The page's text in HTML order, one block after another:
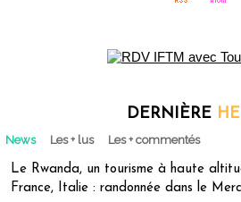
DERNIÈRE
News Les + lus Les + commentés
Le Rwanda, un tourisme à haute
France, Italie : randonnée dans le